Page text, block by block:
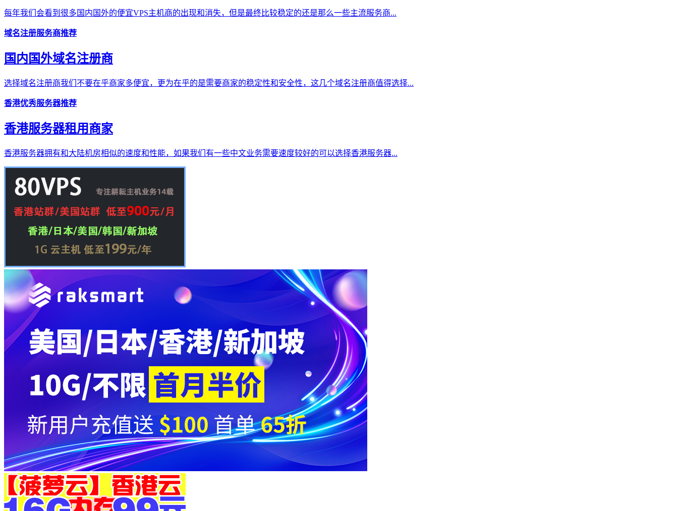
每年我们会看到很多国内国外的便宜VPS主机商的出现和消失，但是最终比较稳定的还是那么一些主流服务商...
域名注册服务商推荐
国内国外域名注册商
选择域名注册商我们不要在乎商家多便宜，更为在乎的是需要商家的稳定性和安全性，这几个域名注册商值得选择...
香港优秀服务器推荐
香港服务器租用商家
香港服务器拥有和大陆机房相似的速度和性能，如果我们有一些中文业务需要速度较好的可以选择香港服务器...